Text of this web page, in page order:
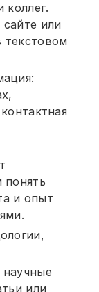
коллег.
или
понять
и опыт
или